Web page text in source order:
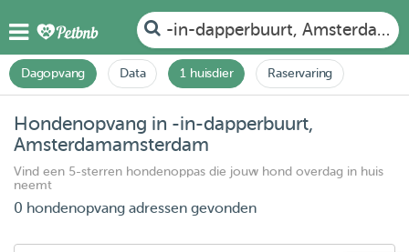
-in-dapperbuurt,
Dagopvang Data 1 huisdier Raservaring
Hondenopvang in -in-dapperbuurt,
Amsterdamamsterdam
Vind een 5-sterren hondenoppas die jouw hond overdag in huis
neemt
0 hondenopvang adressen gevonden